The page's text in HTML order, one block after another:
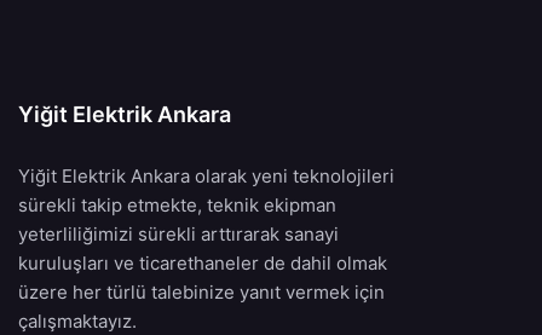
Yiğit Elektrik Ankara
Yiğit Elektrik Ankara olarak yeni teknolojileri
sürekli takip etmekte, teknik ekipman
yeterliliğimizi sürekli arttırarak sanayi
kuruluşları ve ticarethaneler de dahil olmak
üzere her türlü talebinize yanıt vermek için
çalışmaktayız.